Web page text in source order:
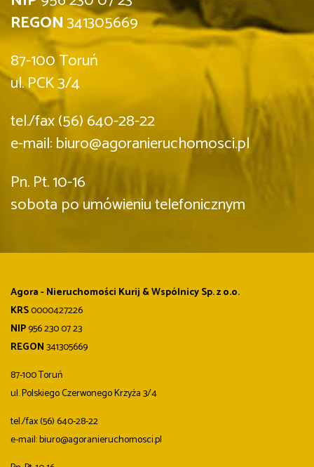
REGON341305669
87-100 Toruń
ul. PCK 3/4
tel./fax (56) 640-28-22
e-mail: biuro@agoranieruchomosci.pl
Pn. Pt. 10-16
sobota po umówieniu telefonicznym
Agora - Nieruchomości Kurij & Wspólnicy Sp. z o.o.
KRS0000427226
NIP956 230 07 23
REGON341305669
87-100 Toruń
ul. Polskiego Czerwonego Krzyża 3/4
tel./fax (56) 640-28-22
e-mail: biuro@agoranieruchomosci.pl